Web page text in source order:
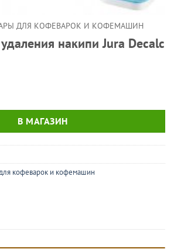
ДЛЯ КОФЕВАРОК И КОФЕМАШИН
накипи Jura Decalc
В МАГАЗИН
кофеварок и кофемашин